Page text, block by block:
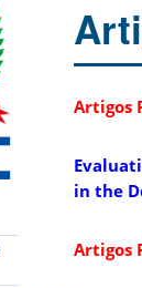
Artigos
in the
Artigos